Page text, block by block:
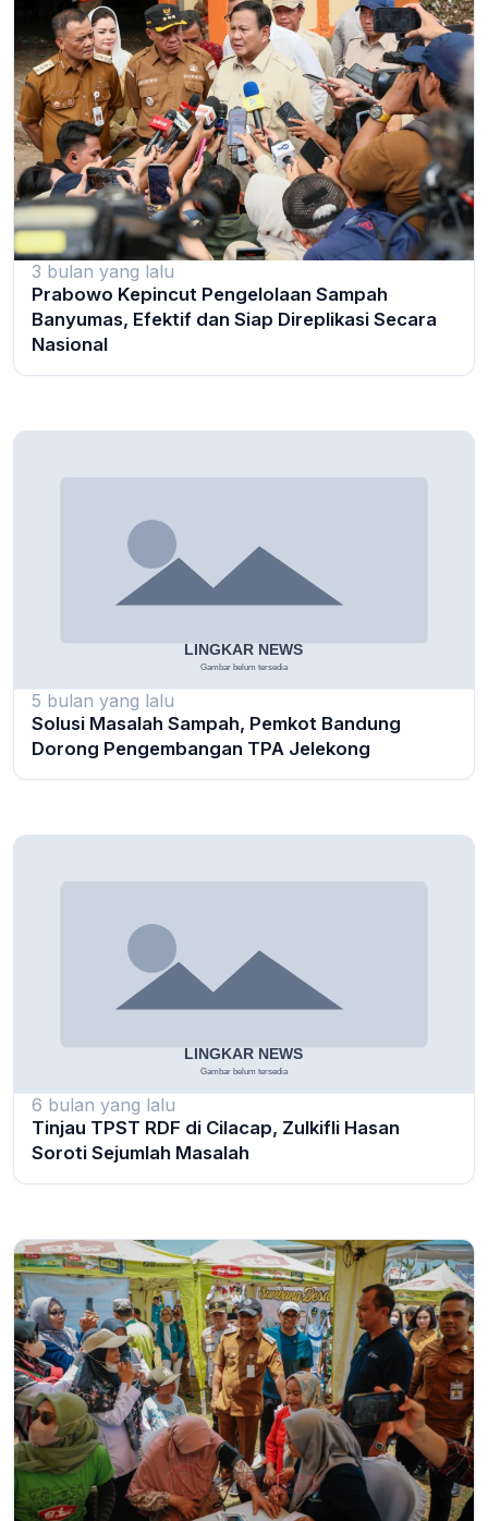
3 bulan yang lalu
Prabowo Kepincut Pengelolaan Sampah
Banyumas, Efektif dan Siap Direplikasi Secara
Nasional
5 bulan yang lalu
Solusi Masalah Sampah, Pemkot Bandung
Dorong Pengembangan TPA Jelekong
6 bulan yang lalu
Tinjau TPST RDF di Cilacap, Zulkifli Hasan
Soroti Sejumlah Masalah